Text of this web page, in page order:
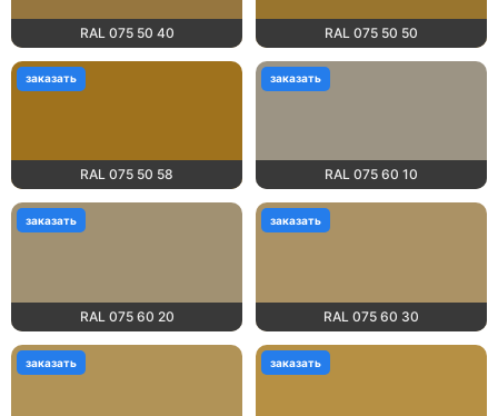
RAL 075 50 40 RAL 075 50 50
RAL 075 50 58
заказать
RAL 075 60 10
заказать
RAL 075 60 20
заказать
RAL 075 60 30
заказать
заказать заказать